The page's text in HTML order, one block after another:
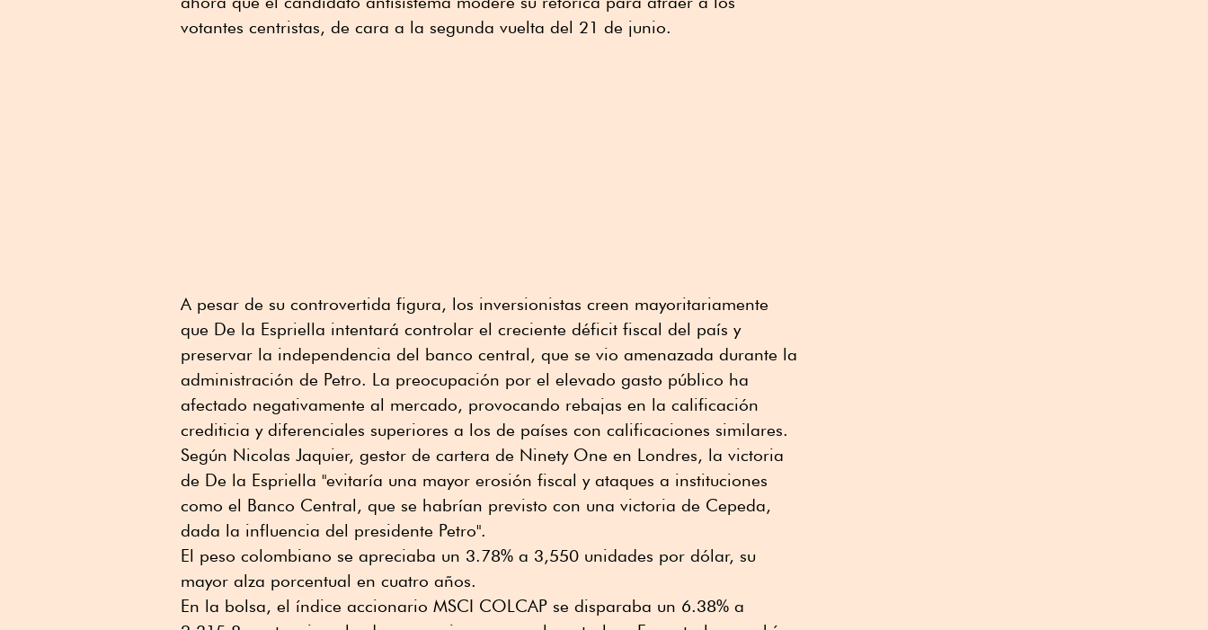
votantes centristas, de cara a la segunda vuelta del 21 de junio.
A pesar de su controvertida figura, los inversionistas creen mayoritariamente
que De la Espriella intentará controlar el creciente déficit fiscal del país y
preservar la independencia del banco central, que se vio amenazada durante la
administración de Petro. La preocupación por el elevado gasto público ha
afectado negativamente al mercado, provocando rebajas en la calificación
crediticia y diferenciales superiores a los de países con calificaciones similares.
Según Nicolas Jaquier, gestor de cartera de Ninety One en Londres, la victoria
de De la Espriella "evitaría una mayor erosión fiscal y ataques a instituciones
como el Banco Central, que se habrían previsto con una victoria de Cepeda,
dada la influencia del presidente Petro".
El peso colombiano se apreciaba un 3.78% a 3,550 unidades por dólar, su
mayor alza porcentual en cuatro años.
En la bolsa, el índice accionario MSCI COLCAP se disparaba un 6.38% a